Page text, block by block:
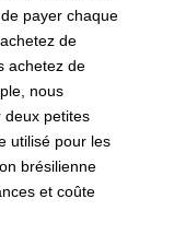
payer chaque
de
achetez de
nous
deux petites
utilisé pour les
brésilienne
et coûte